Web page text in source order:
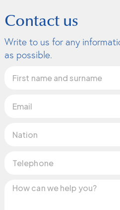
Contact us
Write to us for any
as possible.